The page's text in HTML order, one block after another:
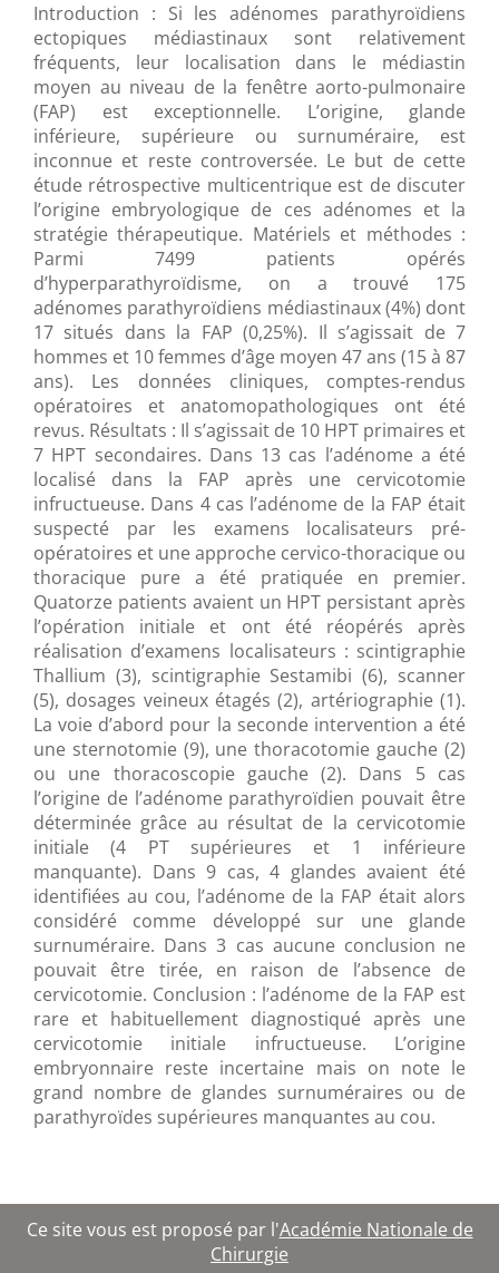
Introduction : Si les adénomes parathyroïdiens
ectopiques médiastinaux sont relativement
fréquents, leur localisation dans le médiastin
moyen au niveau de la fenêtre aorto-pulmonaire
(FAP) est exceptionnelle. L’origine, glande
inférieure, supérieure ou surnuméraire, est
inconnue et reste controversée. Le but de cette
étude rétrospective multicentrique est de discuter
l’origine embryologique de ces adénomes et la
stratégie thérapeutique. Matériels et méthodes :
Parmi 7499 patients opérés
d’hyperparathyroïdisme, on a trouvé 175
adénomes parathyroïdiens médiastinaux (4%) dont
17 situés dans la FAP (0,25%). Il s’agissait de 7
hommes et 10 femmes d’âge moyen 47 ans (15 à 87
ans). Les données cliniques, comptes-rendus
opératoires et anatomopathologiques ont été
revus. Résultats : Il s’agissait de 10 HPT primaires et
7 HPT secondaires. Dans 13 cas l’adénome a été
localisé dans la FAP après une cervicotomie
infructueuse. Dans 4 cas l’adénome de la FAP était
suspecté par les examens localisateurs pré-
opératoires et une approche cervico-thoracique ou
thoracique pure a été pratiquée en premier.
Quatorze patients avaient un HPT persistant après
l’opération initiale et ont été réopérés après
réalisation d’examens localisateurs : scintigraphie
Thallium (3), scintigraphie Sestamibi (6), scanner
(5), dosages veineux étagés (2), artériographie (1).
La voie d’abord pour la seconde intervention a été
une sternotomie (9), une thoracotomie gauche (2)
ou une thoracoscopie gauche (2). Dans 5 cas
l’origine de l’adénome parathyroïdien pouvait être
déterminée grâce au résultat de la cervicotomie
initiale (4 PT supérieures et 1 inférieure
manquante). Dans 9 cas, 4 glandes avaient été
identifiées au cou, l’adénome de la FAP était alors
considéré comme développé sur une glande
surnuméraire. Dans 3 cas aucune conclusion ne
pouvait être tirée, en raison de l’absence de
cervicotomie. Conclusion : l’adénome de la FAP est
rare et habituellement diagnostiqué après une
cervicotomie initiale infructueuse. L’origine
embryonnaire reste incertaine mais on note le
grand nombre de glandes surnuméraires ou de
parathyroïdes supérieures manquantes au cou.
Ce site vous est proposé par l'Académie Nationale de
Chirurgie